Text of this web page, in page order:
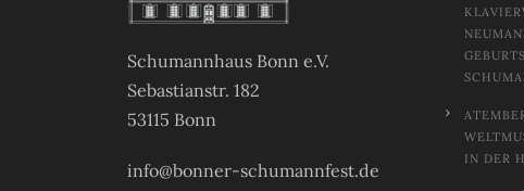
Schumannhaus Bonn e.V.
Sebastianstr. 182
53115 Bonn
info@bonner-schumannfest.de
N DER